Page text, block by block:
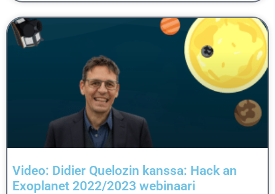
Video: Didier Quelozin kanssa: Hack an
Exoplanet 2022/2023 webinaari